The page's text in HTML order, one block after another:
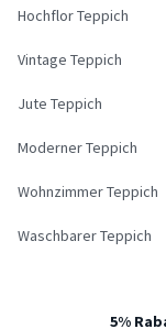
Hochflor Teppich
Vintage Teppich
Jute Teppich
Moderner Teppich
Wohnzimmer Teppich
Waschbarer Teppich
5%